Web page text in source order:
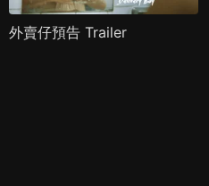
外賣仔預告 Trailer